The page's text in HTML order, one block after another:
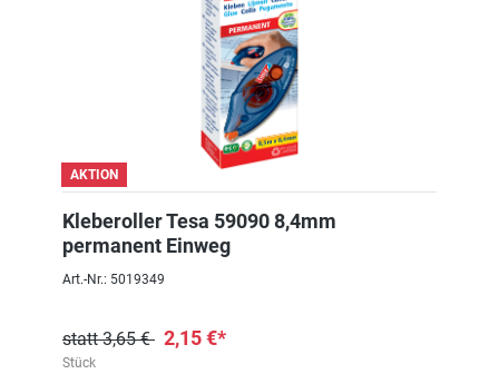
AKTION
Kleberoller Tesa 59090 8,4mm
permanent Einweg
Art.-Nr.: 5019349
statt 3,65 € 2,15 €*
Stück